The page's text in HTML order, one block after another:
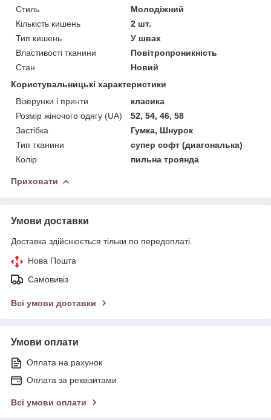
Стиль
Молодіжний
Кількість кишень
2 шт.
Тип кишень
У швах
Властивості тканини
Повітропроникність
Стан
Новий
Користувальницькі характеристики
Візерунки і принти
класика
Розмір жіночого одягу (UA)
52, 54, 46, 58
Застібка
Гумка, Шнурок
Тип тканини
супер софт (диагональка)
Колір
пильна троянда
Приховати
Умови доставки
Доставка здійснюється тільки по передоплаті.
Нова Пошта
Самовивіз
Всі умови доставки
Умови оплати
Оплата на рахунок
Оплата за реквізитами
Всі умови оплати